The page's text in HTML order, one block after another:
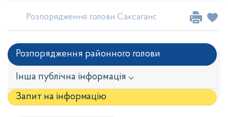
Розпорядження голови Саксаганської районної у
Розпорядження районного голови
Інша публічна інформація ⌵
Запит на iнформацію